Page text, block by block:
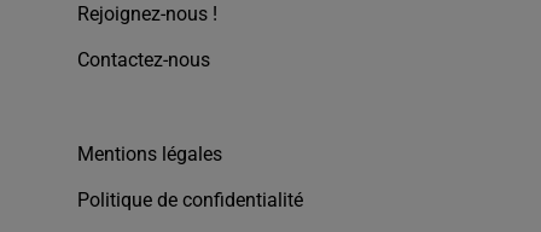
Rejoignez-nous !
Contactez-nous
Mentions légales
Politique de confidentialité